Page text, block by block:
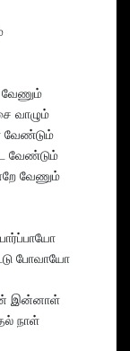
வாழும்
வேண்டும்
வேண்டும்
வேணும்
போவாயோ
இன்னாள்
நாள்